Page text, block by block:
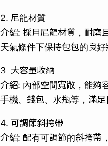
2. 尼龍材質
介紹: 採用尼龍材質，耐磨
天氣條件下保持包包的良好
3. 大容量收納
介紹: 內部空間寬敞，能夠
手機、錢包、水瓶等，滿足
4. 可調節斜挎帶
介紹: 配有可調節的斜挎帶